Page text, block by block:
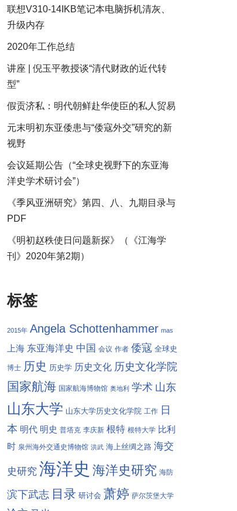
联想V310-14IKB笔记本电脑拆机清灰、
升级内存
2020年工作总结
讲座 | 倪玉平教授谈“清代财政的近代转
型”
假贡济私：明代朝鲜赴华使臣的私人贸易
元末明初东亚倭患与“倭寇外交”研究的新
视野
会议延期公告（“全球史视野下的东亚海
洋史学术研讨会”）
《季风亚洲研究》第四、八、九期目录与
PDF
《明初赵秩使日问题新探》（《江海学
刊》2020年第2期）
标签
2015年 Angela Schottenhammer mas
上海 东亚海洋史 中国 会议 作者 倭寇 全球史
博士 历史 历史学 历史文化 历史文化学院
国家航海 国家航海博物馆 奥地利 学术 山东
山东大学 山东大学历史文化学院 工作 日
本 明代 明史 普塔克 李庆新 根特 根特大学 比利
时 泉州海外交通史博物馆 洪武 海上丝绸之路 海交
史研究 海洋史 海洋史研究 海防
滨下武志 目录 研讨会 萧婷 萨尔茨堡大学